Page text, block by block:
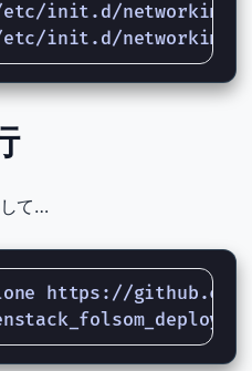
/etc/init.d/networking
て…
https://github.com/